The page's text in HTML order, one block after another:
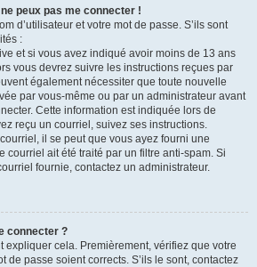
peux pas me connecter !
d’utilisateur et votre mot de passe. S’ils sont
:
et si vous avez indiqué avoir moins de 13 ans
vous devrez suivre les instructions reçues par
également nécessiter que toute nouvelle
par vous-même ou par un administrateur avant
Cette information est indiquée lors de
reçu un courriel, suivez ses instructions.
il se peut que vous ayez fourni une
courriel ait été traité par un filtre anti-spam. Si
fournie, contactez un administrateur.
connecter ?
expliquer cela. Premièrement, vérifiez que votre
de passe soient corrects. S’ils le sont, contactez